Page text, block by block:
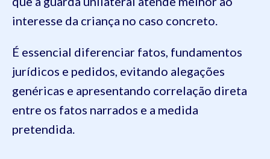
interesse da criança no caso concreto.
É essencial diferenciar fatos, fundamentos
jurídicos e pedidos, evitando alegações
genéricas e apresentando correlação direta
entre os fatos narrados e a medida
pretendida.